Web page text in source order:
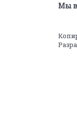
Мы в